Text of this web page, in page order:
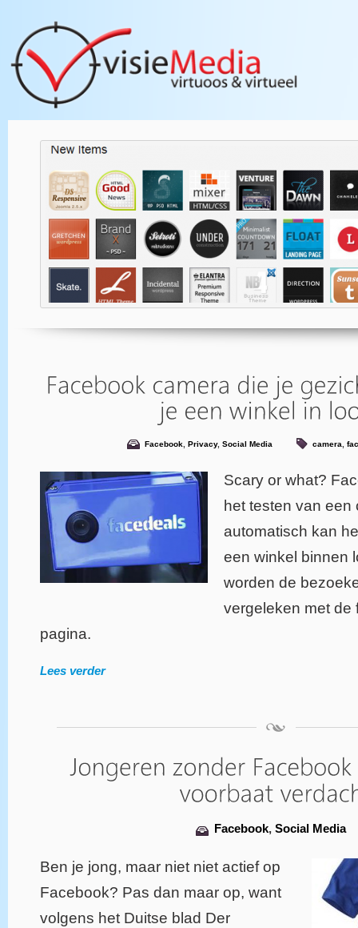
U wilt een
uw website.
professioneel
Facebook, Privacy, Social Media camera
Scary or what?
het testen van een
automatisch kan
een winkel binnen
worden de
vergeleken met de
pagina.
Lees verder
Facebook, Social Media
Ben je jong, maar niet niet actief op
Facebook? Pas dan maar op, want
volgens het Duitse blad Der